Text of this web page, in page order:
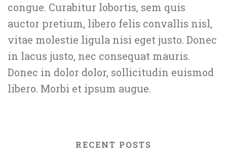
congue. Curabitur lobortis, sem quis
auctor pretium, libero felis convallis nisl,
vitae molestie ligula nisi eget justo. Donec
in lacus justo, nec consequat mauris.
Donec in dolor dolor, sollicitudin euismod
libero. Morbi et ipsum augue.
RECENT POSTS